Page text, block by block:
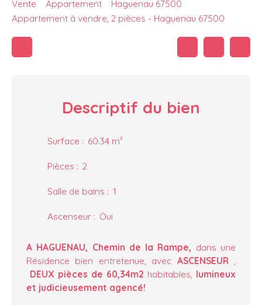
Vente Appartement
Haguenau 67500
Appartement à vendre, 2 pièces - Haguenau 67500
Descriptif du bien
Surface : 60.34 m²
Pièces : 2
Salle de bains : 1
Ascenseur : Oui
A HAGUENAU, Chemin de la Rampe, dans une
Résidence bien entretenue, avec ASCENSEUR,
DEUX pièces de 60,34m2 habitables, lumineux
et judicieusement agencé!